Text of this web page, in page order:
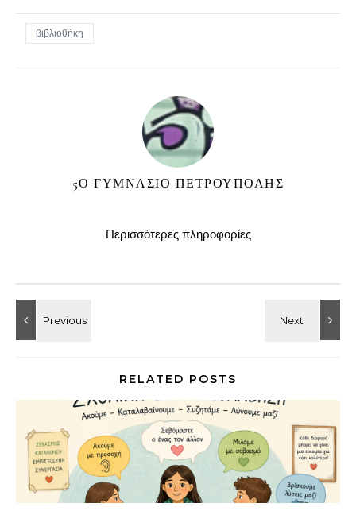
βιβλιοθήκη
5Ο ΓΥΜΝΑΣΙΟ ΠΕΤΡΟΥΠΟΛΗΣ
Περισσότερες πληροφορίες
RELATED POSTS